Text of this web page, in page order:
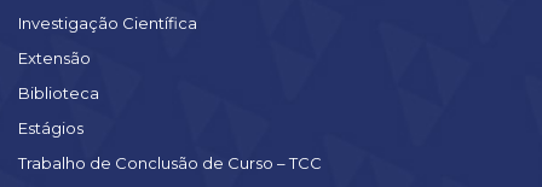
Investigação Científica
Extensão
Biblioteca
Estágios
Trabalho de Conclusão de Curso – TCC